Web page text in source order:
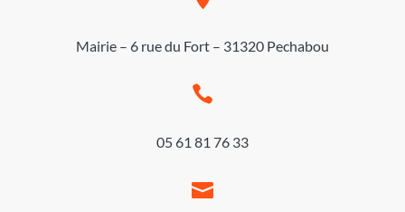
Mairie – 6 rue du Fort – 31320 Pechabou

05 61 81 76 33
